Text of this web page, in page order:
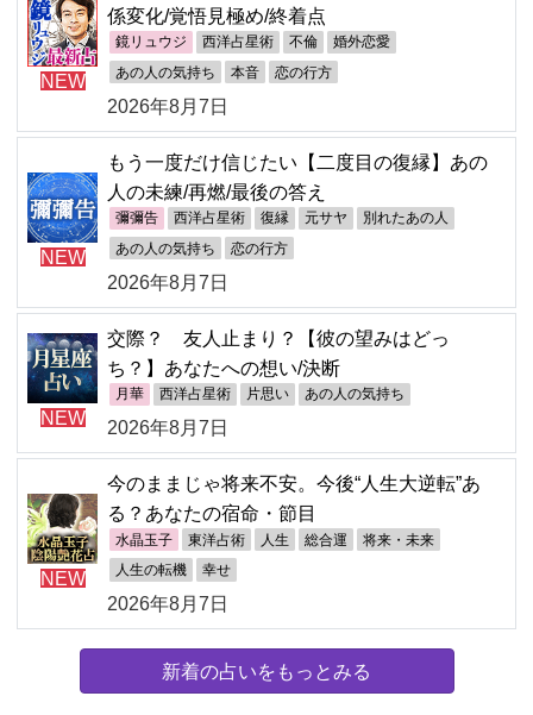
NEW
係変化/覚悟見極め/終着点
鏡リュウジ 西洋占星術 不倫 婚外恋愛
あの人の気持ち 本音 恋の行方
2026年8月7日
NEW
もう一度だけ信じたい【二度目の復縁】あの
人の未練/再燃/最後の答え
彌彌告 西洋占星術 復縁 元サヤ 別れたあの人
あの人の気持ち 恋の行方
2026年8月7日
NEW
交際？ 友人止まり？【彼の望みはどっ
ち？】あなたへの想い/決断
月華 西洋占星術 片思い あの人の気持ち
2026年8月7日
NEW
今のままじゃ将来不安。今後“人生大逆転”あ
る？あなたの宿命・節目
水晶玉子 東洋占術 人生 総合運 将来・未来
人生の転機 幸せ
2026年8月7日
新着の占いをもっとみる